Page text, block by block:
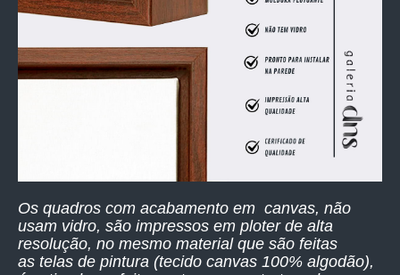
Os quadros com acabamento em canvas, não
usam vidro, são impressos em ploter de alta
resolução, no mesmo material que são feitas
as telas de pintura (tecido canvas 100% algodão),